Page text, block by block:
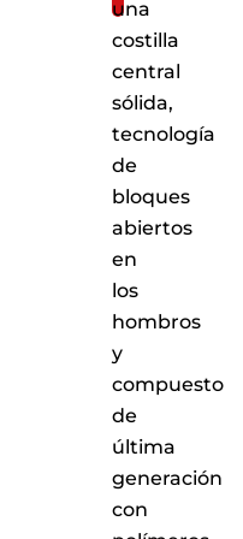
una
costilla
central
sólida,
tecnología
de
bloques
abiertos
en
los
hombros
y
compuesto
de
última
generación
con